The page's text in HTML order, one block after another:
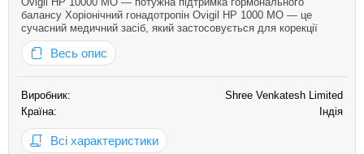
балансу Хоріонічний гонадотропін Ovigil HP 1000 МО — це
сучасний медичний засіб, який застосовується для корекції
гормонального дисбалансу. Препарат сприяє природному
виробленню тестостерону, підтримуючи чоловіче здоров’я та
репродукт…
Весь опис
Виробник:
Shree Venkatesh Limited
Країна:
Індія
Всі характеристики